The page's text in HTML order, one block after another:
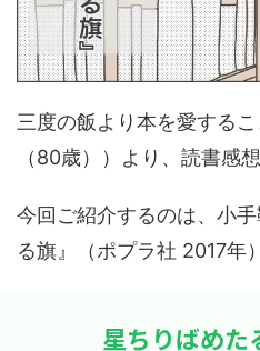
三度の飯より本を愛する
（80歳））より、読書感
今回ご紹介するのは、小
る旗』（ポプラ社 2017年
星ちりばめた